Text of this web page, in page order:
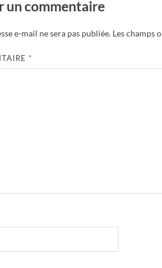
un commentaire
e-mail ne sera pas publiée. Les champs
*